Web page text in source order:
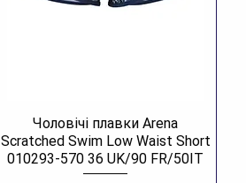
Чоловічі плавки Arena
Scratched Swim Low Waist Short
010293-570 36 UK/90 FR/50IT